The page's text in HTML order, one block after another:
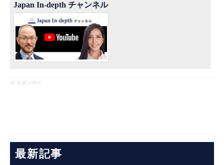
Japan In-depth チャンネル
※ スポンサー
最新記事